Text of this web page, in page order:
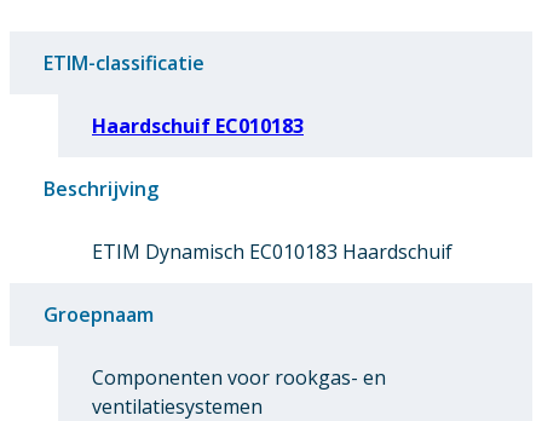
ETIM-classificatie
Haardschuif EC010183
Beschrijving
ETIM Dynamisch EC010183 Haardschuif
Groepnaam
Componenten voor rookgas- en
ventilatiesystemen